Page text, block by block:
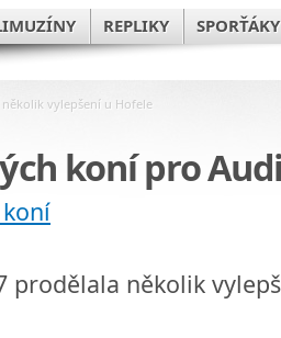
REPLIKY SPORŤÁKY
vylepšení u Hofele
koní pro
prodělala několik